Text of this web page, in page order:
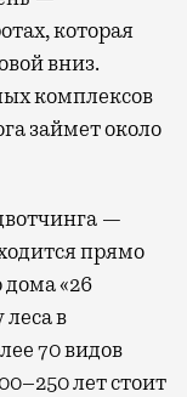
которая
вниз.
комплексов
займет около
—
прямо
«26
в
70 видов
лет стоит